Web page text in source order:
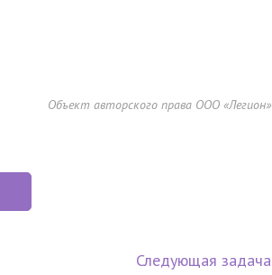
Объект авторского права ООО «Легион»
Следующая задача